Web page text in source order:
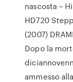
nascosta –
HD720
(2007)
Dopo la
ammesso